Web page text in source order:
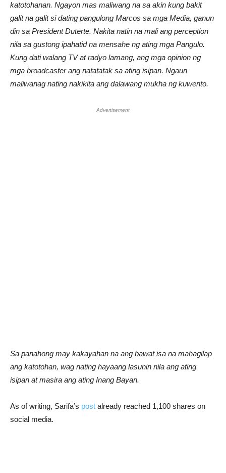
katotohanan. Ngayon mas maliwang na sa akin kung bakit
galit na galit si dating pangulong Marcos sa mga Media, ganun
din sa President Duterte. Nakita natin na mali ang perception
nila sa gustong ipahatid na mensahe ng ating mga Pangulo.
Kung dati walang TV at radyo lamang, ang mga opinion ng
mga broadcaster ang natatatak sa ating isipan. Ngaun
maliwanag nating nakikita ang dalawang mukha ng kuwento.
Advertisement
Sa panahong may kakayahan na ang bawat isa na mahagilap
ang katotohan, wag nating hayaang lasunin nila ang ating
isipan at masira ang ating Inang Bayan.
As of writing, Sarifa’s post already reached 1,100 shares on
social media.